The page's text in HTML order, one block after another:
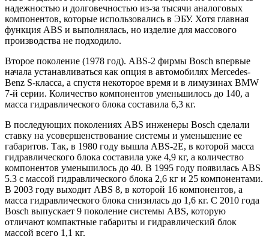
надежностью и долговечностью из-за тысячи аналоговых
компонентов, которые использовались в ЭБУ. Хотя главная
функция ABS и выполнялась, но изделие для массового
производства не подходило.
Второе поколение (1978 год). ABS-2 фирмы Bosch впервые
начала устанавливаться как опция в автомобилях Mercedes-
Benz S-класса, а спустя некоторое время и в лимузинах BMW
7-й серии. Количество компонентов уменьшилось до 140, а
масса гидравлического блока составила 6,3 кг.
В последующих поколениях ABS инженеры Bosch сделали
ставку на усовершенствование системы и уменьшение ее
габаритов. Так, в 1980 году вышла ABS-2E, в которой масса
гидравлического блока составила уже 4,9 кг, а количество
компонентов уменьшилось до 40. В 1995 году появилась ABS
5.3 с массой гидравлического блока 2,6 кг и 25 компонентами.
В 2003 году выходит ABS 8, в которой 16 компонентов, а
масса гидравлического блока снизилась до 1,6 кг. С 2010 года
Bosch выпускает 9 поколение системы ABS, которую
отличают компактные габариты и гидравлический блок
массой всего 1,1 кг.